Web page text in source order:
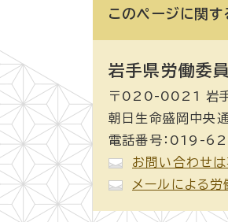
このページに関す
岩手県労働委
〒020-0021 岩
朝日生命盛岡中央
電話番号：019-
お問い合わせは
メールによる労